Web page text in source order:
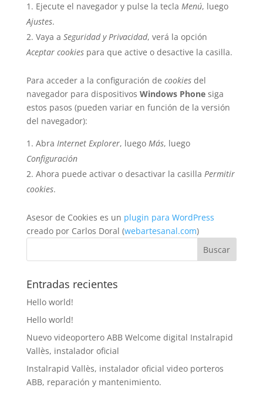
Ejecute el navegador y pulse la tecla Menú, luego
Ajustes.
Vaya a Seguridad y Privacidad, verá la opción
Aceptar cookiespara que active o desactive la casilla.
Para acceder a la configuración de cookiesdel
navegador para dispositivos Windows Phonesiga
estos pasos (pueden variar en función de la versión
del navegador):
Abra Internet Explorer, luego Más, luego
Configuración
Ahora puede activar o desactivar la casilla Permitir
cookies.
Asesor de Cookies es un plugin para WordPress
creado por Carlos Doral (webartesanal.com)
Entradas recientes
Hello world!
Hello world!
Nuevo videoportero ABB Welcome digital Instalrapid
Vallès, instalador oficial
Instalrapid Vallès, instalador oficial video porteros
ABB, reparación y mantenimiento.